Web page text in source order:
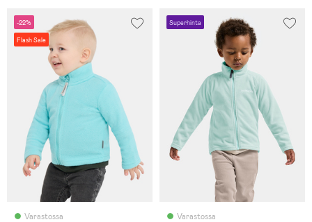
-22%
Flash Sale
Varastossa
Superhinta
Varastossa